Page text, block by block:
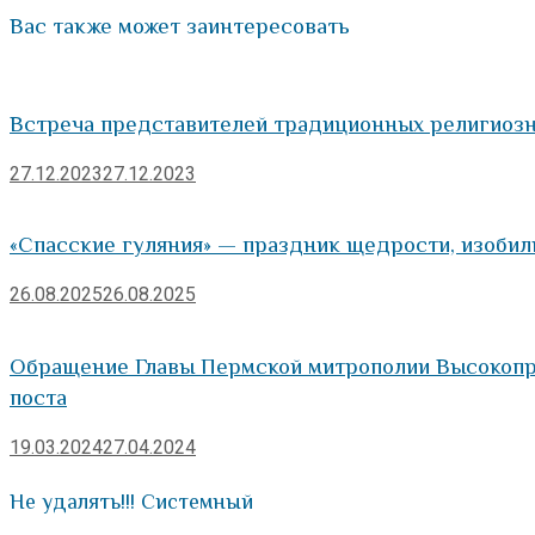
Вас также может заинтересовать
Встреча представителей традиционных
27.12.202327.12.2023
«Спасские гуляния» — праздник щедрости,
26.08.202526.08.2025
Обращение Главы Пермской митрополии
поста
19.03.202427.04.2024
Не удалять!!! Системный